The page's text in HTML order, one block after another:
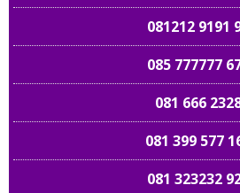
081212 9191
085 777777
081 666
081 399 577
081 323232